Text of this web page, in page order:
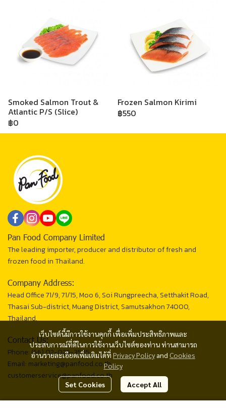
Smoked Salmon Trout &
Atlantic P/S (Slice)
฿0
Frozen Salmon Kirimi
฿550
เว็บไซต์นี้มีการใช้งานคุกกี้ เพื่อเพิ่มประสิทธิภาพและ
ประสบการณ์ที่ดีในการใช้งานเว็บไซต์ของท่าน ท่านสามารถ
อ่านรายละเอียดเพิ่มเติมได้ที่ Privacy Policy and Cookies
Policy
Set Cookies Accept All
Pan Food Company Limited
The leading importer, producer and distributor of fresh and
frozen food in Thailand.
Company Address:
Head Office 71/9, 71/15, Moo 6, Soi Rungpreecha, Setthakit Road,
Thasai Sub-district, Muang District, Samutsakhon 74000,
Thailand.
Contact Us:
Phone: (66) 02-026-3535
Email: marketing@panfood.co.th
customerservice@panfood.co.th